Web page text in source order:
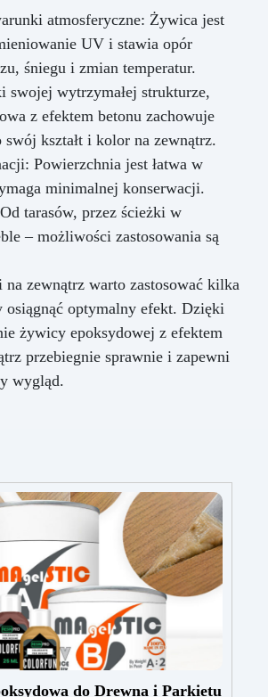
atmosferyczne: Żywica jest
UV i stawia opór
śniegu i zmian temperatur.
swojej wytrzymałej strukturze,
z efektem betonu zachowuje
swój kształt i kolor na zewnątrz.
Powierzchnia jest łatwa w
minimalnej konserwacji.
tarasów, przez ścieżki w
– możliwości zastosowania są
na zewnątrz warto zastosować kilka
osiągnąć optymalny efekt. Dzięki
żywicy epoksydowej z efektem
przebiegnie sprawnie i zapewni
wygląd.
do Drewna i Parkietu